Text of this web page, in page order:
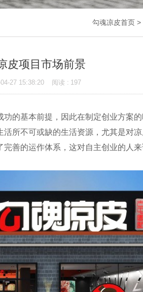
勾魂凉皮首页 >
皮项目市场前景
27 15:38:20 阅读 : 197
基本前提，因此在制定创业方案
所不可或缺的生活资源，尤其是对
善的运作体系，这对自主创业的人来